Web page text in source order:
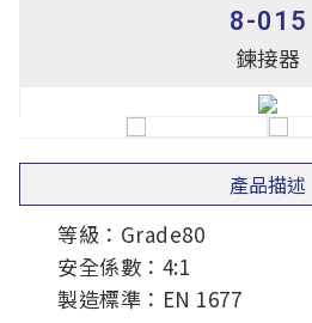
8-015
鍊接器
產品描述
等級：Grade80
安全係數：4:1
製造標準：EN 1677